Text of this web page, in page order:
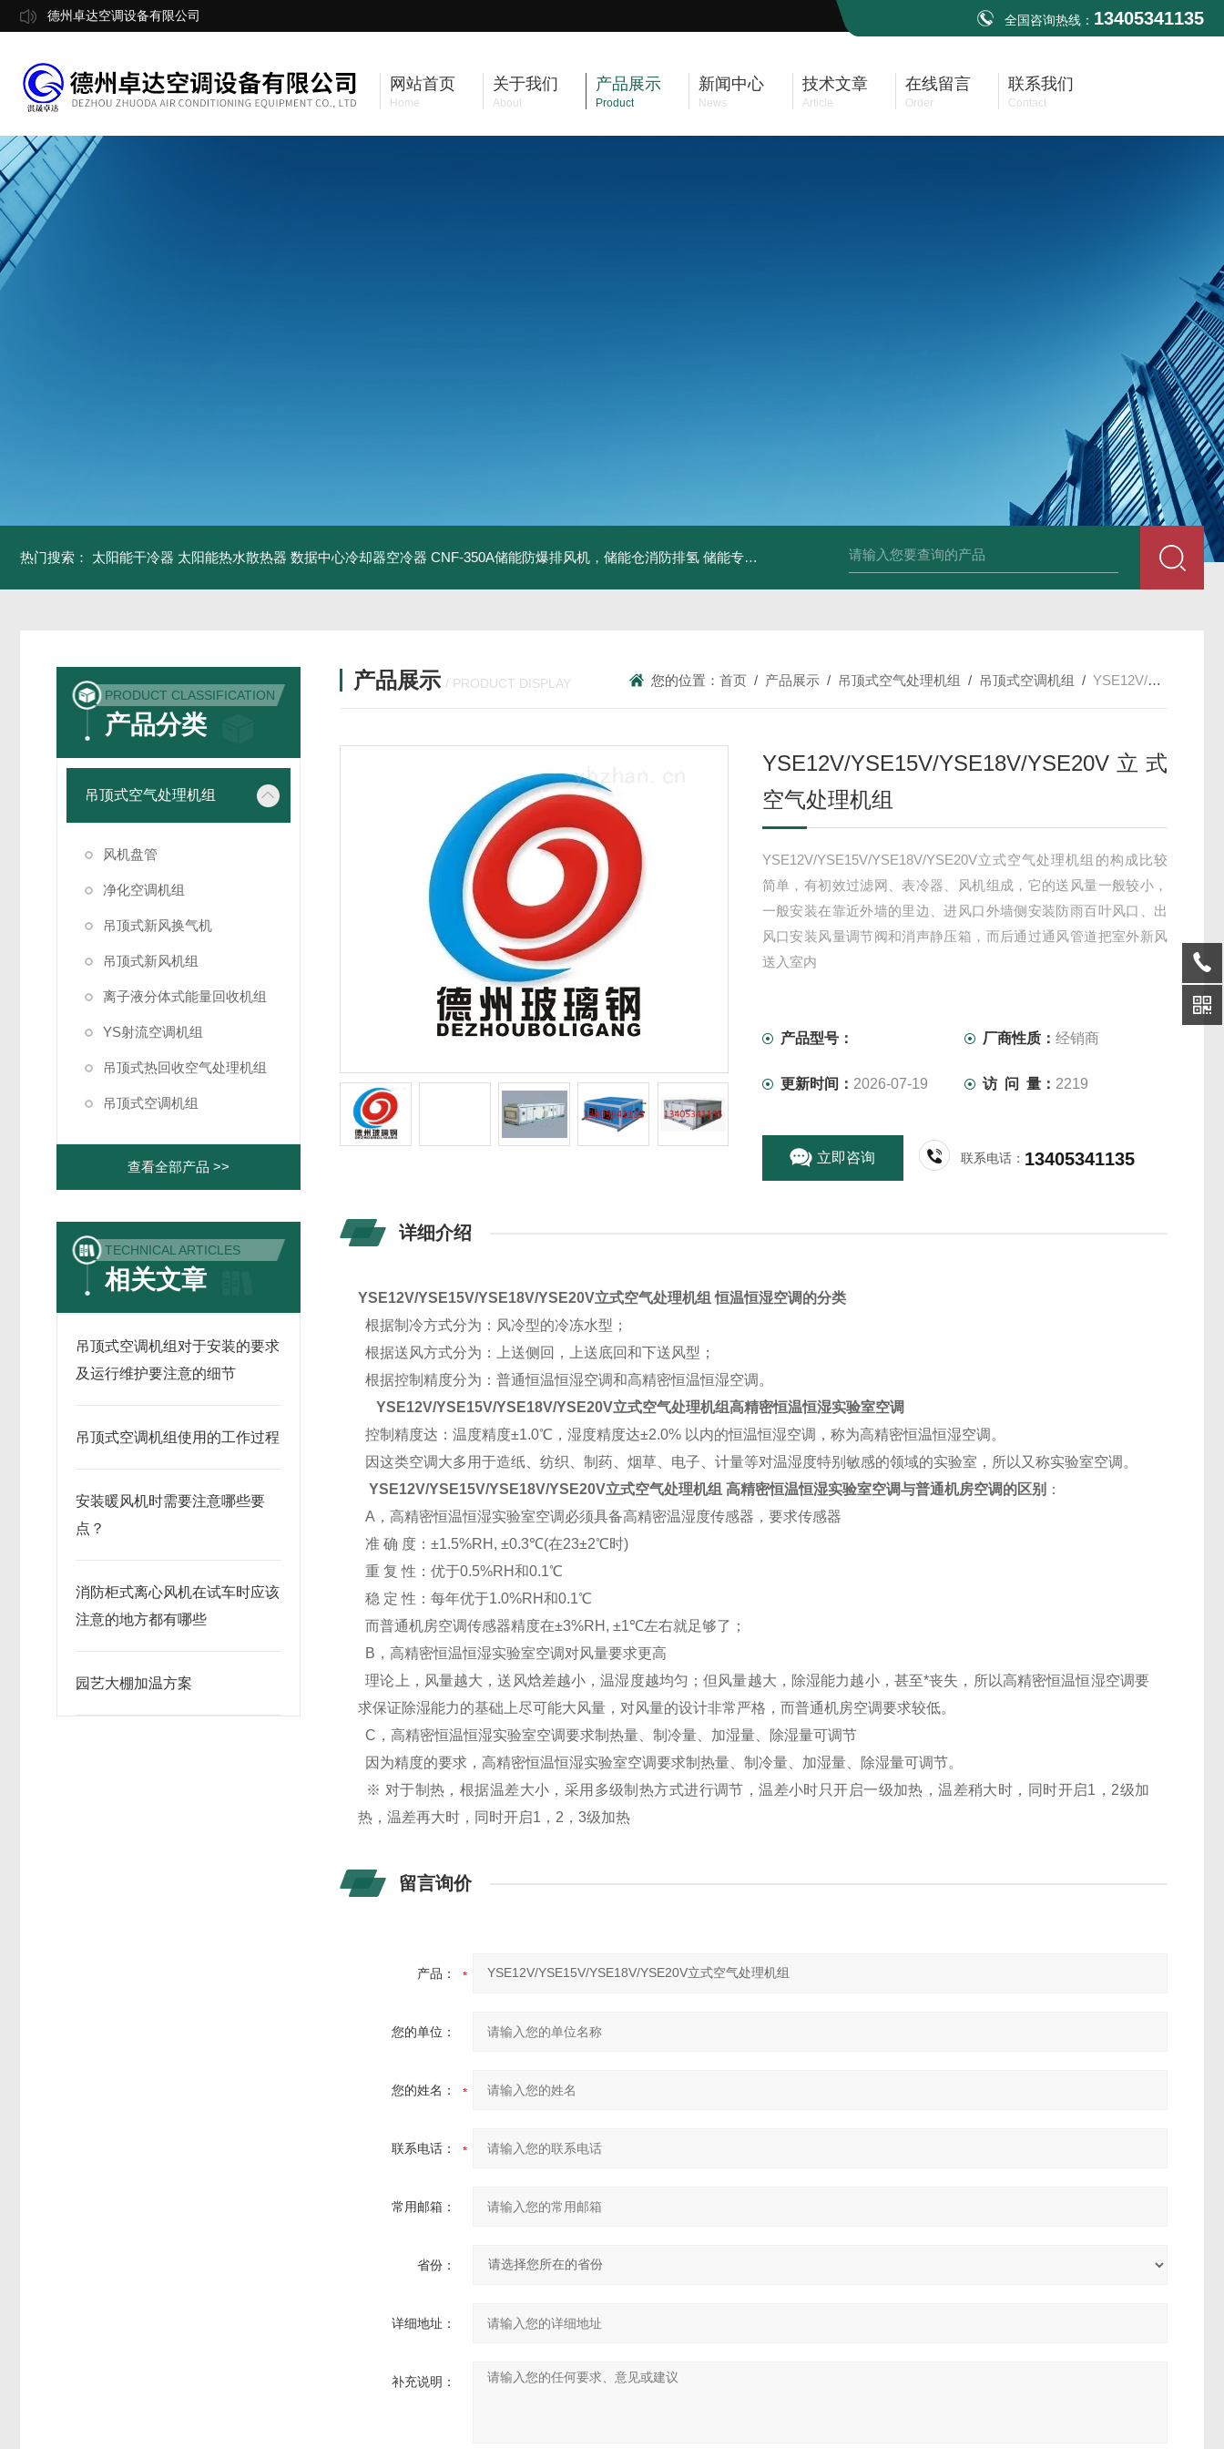
德州卓达空调设备有限公司 全国咨询热线： 13405341135
网站首页
Home
关于我们
About
产品展示
Product
新闻中心
News
技术文章
Article
在线留言
Order
联系我们
Contact
热门搜索： 太阳能干冷器 太阳能热水散热器 数据中心冷却器空冷器 CNF-350A储能防爆排风机，储能仓消防排氢 储能专用风机 储能箱风机 储能柜专用风机 PF-200/300/400/500排气扇/卫生间通风器
PRODUCT CLASSIFICATION
产品分类
吊顶式空气处理机组
风机盘管
净化空调机组
吊顶式新风换气机
吊顶式新风机组
离子液分体式能量回收机组
YS射流空调机组
吊顶式热回收空气处理机组
吊顶式空调机组
查看全部产品 >>
TECHNICAL ARTICLES
相关文章
吊顶式空调机组对于安装的要求
及运行维护要注意的细节
吊顶式空调机组使用的工作过程
安装暖风机时需要注意哪些要
点？
消防柜式离心风机在试车时应该
注意的地方都有哪些
园艺大棚加温方案
产品展示 / PRODUCT DISPLAY 您的位置：首页 / 产品展示 / 吊顶式空气处理机组 / 吊顶式空调机组 /YSE12V/YSE15V/YSE18V/YSE20V立式空气处理机组
YSE12V/YSE15V/YSE18V/YSE20V立式
空气处理机组
YSE12V/YSE15V/YSE18V/YSE20V立式空气处理机组的构成比较
简单，有初效过滤网、表冷器、风机组成，它的送风量一般较小，
一般安装在靠近外墙的里边、进风口外墙侧安装防雨百叶风口、出
风口安装风量调节阀和消声静压箱，而后通过通风管道把室外新风
送入室内
产品型号： 厂商性质：经销商
更新时间： 2026-07-19 访 问 量： 2219
立即咨询 联系电话： 13405341135
详细介绍
YSE12V/YSE15V/YSE18V/YSE20V立式空气处理机组 恒温恒湿空调的分类
根据制冷方式分为：风冷型的冷冻水型；
根据送风方式分为：上送侧回，上送底回和下送风型；
根据控制精度分为：普通恒温恒湿空调和高精密恒温恒湿空调。
YSE12V/YSE15V/YSE18V/YSE20V立式空气处理机组高精密恒温恒湿实验室空调
控制精度达：温度精度±1.0℃，湿度精度达±2.0% 以内的恒温恒湿空调，称为高精密恒温恒湿空调。
因这类空调大多用于造纸、纺织、制药、烟草、电子、计量等对温湿度特别敏感的领域的实验室，所以又称实验室空调。
YSE12V/YSE15V/YSE18V/YSE20V立式空气处理机组 高精密恒温恒湿实验室空调与普通机房空调的区别 ：
A，高精密恒温恒湿实验室空调必须具备高精密温湿度传感器，要求传感器
准 确 度：±1.5%RH, ±0.3℃(在23±2℃时)
重 复 性：优于0.5%RH和0.1℃
稳 定 性：每年优于1.0%RH和0.1℃
而普通机房空调传感器精度在±3%RH, ±1℃左右就足够了；
B，高精密恒温恒湿实验室空调对风量要求更高
理论上，风量越大，送风焓差越小，温湿度越均匀；但风量越大，除湿能力越小，甚至*丧失，所以高精密恒温恒湿空调要
求保证除湿能力的基础上尽可能大风量，对风量的设计非常严格，而普通机房空调要求较低。
C，高精密恒温恒湿实验室空调要求制热量、制冷量、加湿量、除湿量可调节
因为精度的要求，高精密恒温恒湿实验室空调要求制热量、制冷量、加湿量、除湿量可调节。
※ 对于制热，根据温差大小，采用多级制热方式进行调节，温差小时只开启一级加热，温差稍大时，同时开启1，2级加
热，温差再大时，同时开启1，2，3级加热
留言询价
产品：
您的单位：
您的姓名：
联系电话：
常用邮箱：
省份：
详细地址：
补充说明：